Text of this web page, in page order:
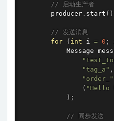
// 启动生产者
        producer
. start ( )
// 发送消息
for
( int i = 0 ;
Message
"tag_a" ,
"order_"
( "Hello
) ;
// 同步发送